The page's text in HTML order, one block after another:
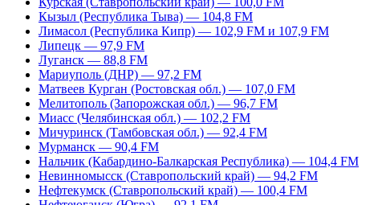
Кызыл (Республика Тыва) — 104,8 FM
Лимасол (Республика Кипр) — 102,9 FM и 107,9 FM
Липецк — 97,9 FM
Луганск — 88,8 FM
Мариуполь (ДНР) — 97,2 FM
Матвеев Курган (Ростовская обл.) — 107,0 FM
Мелитополь (Запорожская обл.) — 96,7 FM
Миасс (Челябинская обл.) — 102,2 FM
Мичуринск (Тамбовская обл.) — 92,4 FM
Мурманск — 90,4 FM
Нальчик (Кабардино-Балкарская Республика) — 104,4 FM
Невинномысск (Ставропольский край) — 94,2 FM
Нефтекумск (Ставропольский край) — 100,4 FM